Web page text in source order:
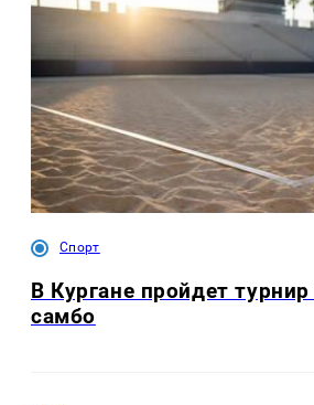
Спорт
В Кургане пройдет
самбо